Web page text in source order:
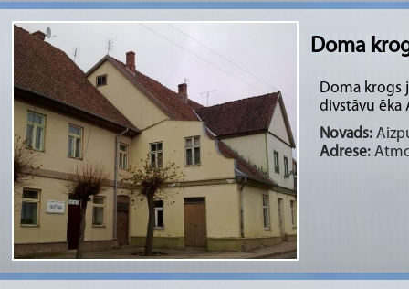
Doma
Doma krogs
divstāvu ēka
Novads:
Adrese: